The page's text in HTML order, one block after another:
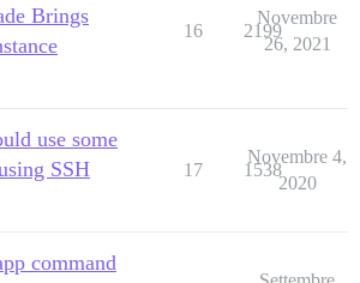
Brings
16 2199
Novembre
26, 2021
use some
SSH
17 1538
Novembre 4,
2020
command